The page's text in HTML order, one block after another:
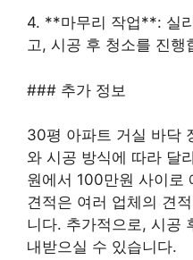
4. **마무리 작업**: 실
고, 시공 후 청소를 진행
### 추가 정보
30평 아파트 거실 바닥
와 시공 방식에 따라 달
원에서 100만원 사이로
견적은 여러 업체의 견
니다. 추가적으로, 시공
내받으실 수 있습니다.